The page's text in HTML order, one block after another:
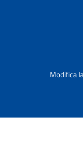
Modifica